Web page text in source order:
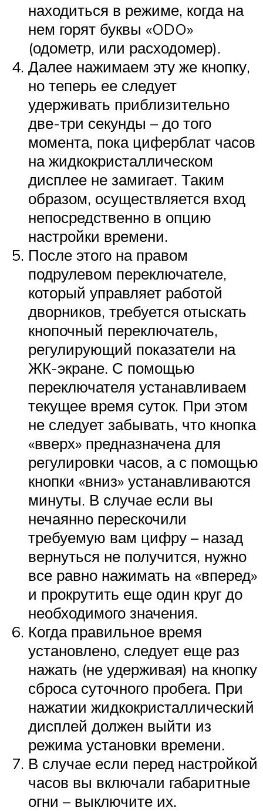
находиться в режиме, когда на
нем горят буквы «ODO»
(одометр, или расходомер).
Далее нажимаем эту же кнопку,
но теперь ее следует
удерживать приблизительно
две-три секунды – до того
момента, пока циферблат часов
на жидкокристаллическом
дисплее не замигает. Таким
образом, осуществляется вход
непосредственно в опцию
настройки времени.
После этого на правом
подрулевом переключателе,
который управляет работой
дворников, требуется отыскать
кнопочный переключатель,
регулирующий показатели на
ЖК-экране. С помощью
переключателя устанавливаем
текущее время суток. При этом
не следует забывать, что кнопка
«вверх» предназначена для
регулировки часов, а с помощью
кнопки «вниз» устанавливаются
минуты. В случае если вы
нечаянно перескочили
требуемую вам цифру – назад
вернуться не получится, нужно
все равно нажимать на «вперед»
и прокрутить еще один круг до
необходимого значения.
Когда правильное время
установлено, следует еще раз
нажать (не удерживая) на кнопку
сброса суточного пробега. При
нажатии жидкокристаллический
дисплей должен выйти из
режима установки времени.
В случае если перед настройкой
часов вы включали габаритные
огни – выключите их.